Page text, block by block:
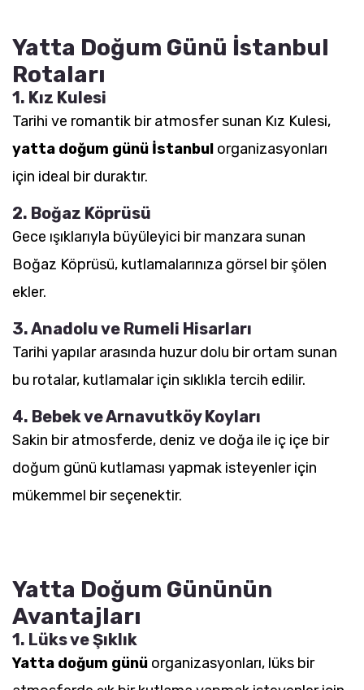
Yatta Doğum Günü İstanbul
Rotaları
1. Kız Kulesi
Tarihi ve romantik bir atmosfer sunan Kız Kulesi,
yatta doğum günü İstanbul organizasyonları
için ideal bir duraktır.
2. Boğaz Köprüsü
Gece ışıklarıyla büyüleyici bir manzara sunan
Boğaz Köprüsü, kutlamalarınıza görsel bir şölen
ekler.
3. Anadolu ve Rumeli Hisarları
Tarihi yapılar arasında huzur dolu bir ortam sunan
bu rotalar, kutlamalar için sıklıkla tercih edilir.
4. Bebek ve Arnavutköy Koyları
Sakin bir atmosferde, deniz ve doğa ile iç içe bir
doğum günü kutlaması yapmak isteyenler için
mükemmel bir seçenektir.
Yatta Doğum Gününün
Avantajları
1. Lüks ve Şıklık
Yatta doğum günü organizasyonları, lüks bir